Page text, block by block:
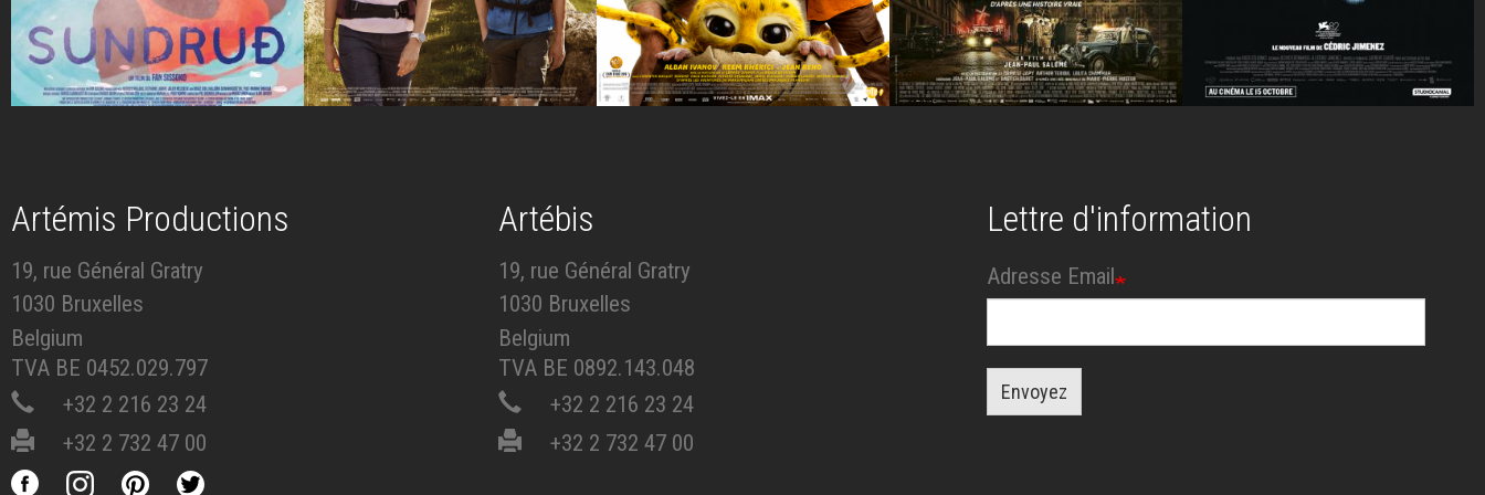
Artémis Productions
19, rue Général Gratry
1030 Bruxelles
Belgium
TVA BE 0452.029.797
+32 2 216 23 24
+32 2 732 47 00
Artébis
19, rue Général Gratry
1030 Bruxelles
Belgium
TVA BE 0892.143.048
+32 2 216 23 24
+32 2 732 47 00
Lettre d'information
Adresse Email
Envoyez